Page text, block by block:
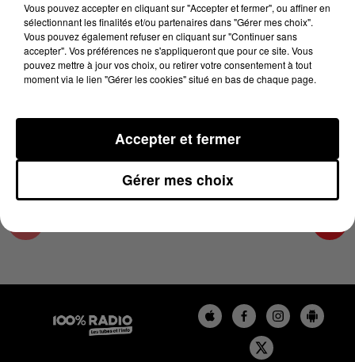
19 juin 2025 - 1 min 15 sec
L'AGENDA DES HAUTES-PYRÉNÉES DU
19/06/2025 À 13H40
L'agenda des Hautes-Pyrénées
Vous pouvez accepter en cliquant sur "Accepter et fermer", ou affiner en
sélectionnant les finalités et/ou partenaires dans "Gérer mes choix".
Vous pouvez également refuser en cliquant sur "Continuer sans
accepter". Vos préférences ne s'appliqueront que pour ce site. Vous
pouvez mettre à jour vos choix, ou retirer votre consentement à tout
moment via le lien "Gérer les cookies" situé en bas de chaque page.
Gérer mes choix
Accepter et fermer